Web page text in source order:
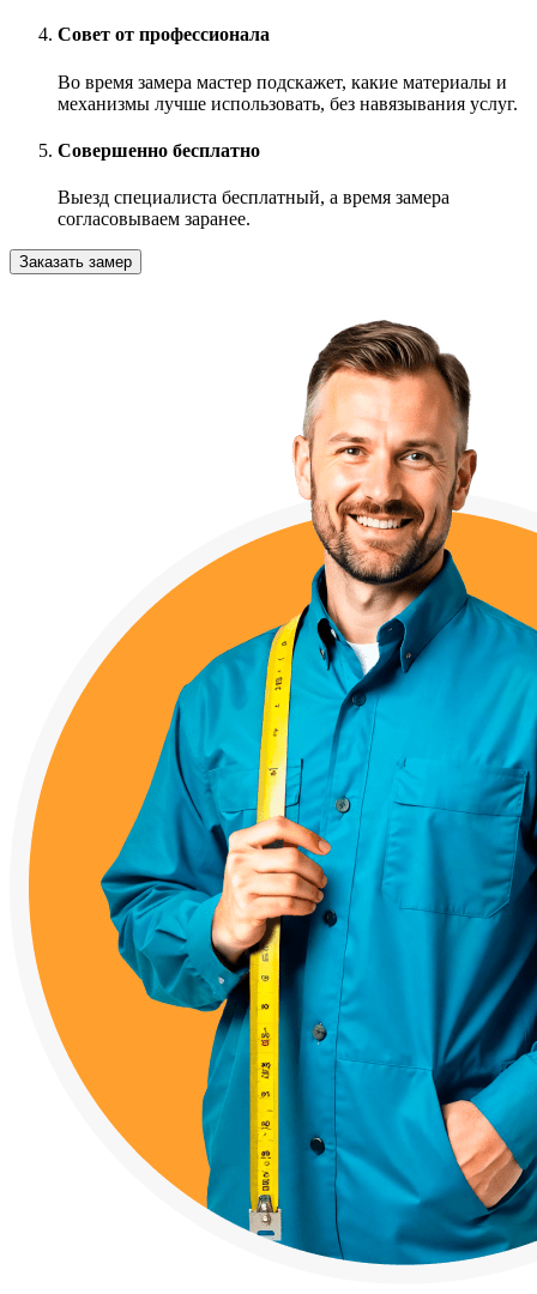
Совет от профессионала
Во время замера мастер подскажет, какие материалы и
механизмы лучше использовать, без навязывания услуг.
Совершенно бесплатно
Выезд специалиста бесплатный, а время замера
согласовываем заранее.
Заказать замер